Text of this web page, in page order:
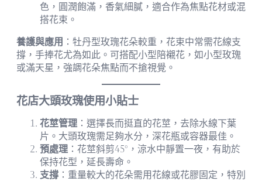
色，圓潤飽滿，香氣細膩，適合作為焦點花材或混
搭花束。
養護與應用 ：牡丹型玫瑰花朵較重，花束中常需花線支
撐，手捧花尤為如此。可搭配小型陪襯花，如小型玫瑰
或滿天星，強調花朵焦點而不搶視覺。
花店大頭玫瑰使用小貼士
花莖管理 ：選擇長而挺直的花莖，去除水線下葉
片。大頭玫瑰需足夠水分，深花瓶或容器最佳。
預處理 ：花莖斜剪45°，涼水中靜置一夜，有助於
保持花型，延長壽命。
支撐 ：重量較大的花朵需用花線或花膠固定，特別